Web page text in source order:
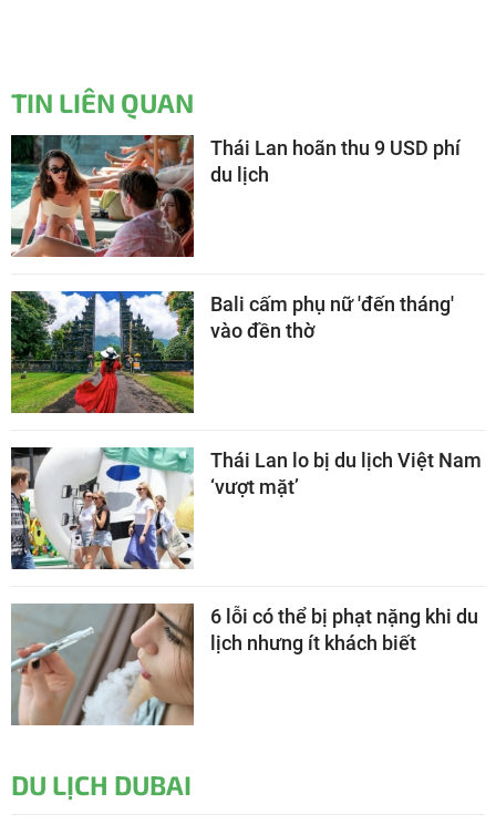
TIN LIÊN QUAN
Thái Lan hoãn thu 9 USD phí
du lịch
Bali cấm phụ nữ 'đến tháng'
vào đền thờ
Thái Lan lo bị du lịch Việt Nam
‘vượt mặt’
6 lỗi có thể bị phạt nặng khi du
lịch nhưng ít khách biết
DU LỊCH DUBAI